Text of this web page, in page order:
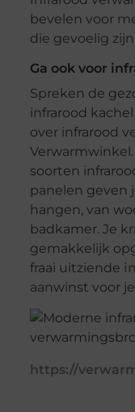
bevelen voor
die gevoelig
Ga ook voor
Spreken de
infrarood
over infrarood
soorten
panelen geven
hangen, van
badkamer. Je
gemakkelijk
fraai uitziende
aanwinst voor
https://